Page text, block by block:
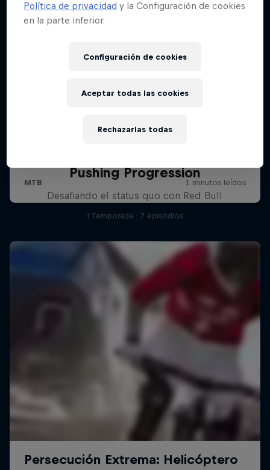
Pushing Progression
Desafiando el status quo con Red Bull
1 Temporada · 7 episodios
Política de privacidad y la Configuración de cookies
en la parte inferior.
Configuración de cookies
Rechazarlas todas
Aceptar todas las cookies